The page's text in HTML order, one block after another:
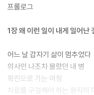
림길에서 그녀는 늘 자신의 마
흐르는 대로 걸어왔기 때문에’
그녀는 말한다. “세상과 작별
있습니까?” 병마와 싸우며, 또
교훈들은 우리를 더욱 우리답
프롤로그
1장 왜 이런 일이 내게 일어난
어느 날 갑자기 삶이 멈추었다
의사인 나조차 몰랐던 내 병
확진으로 가는 여정
치료를 구걸해야 하는 환자의